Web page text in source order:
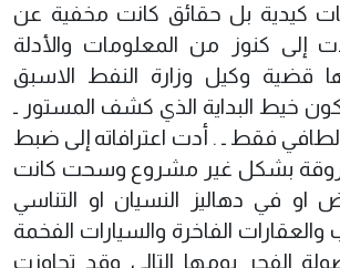
كيدية بل حقائق كانت مخفية عن
إلى كنوز من المعلومات والأدلة
قضية وكيل وزارة النفط الاسبق
خيط البداية الذي كشف المستور ـ
فقط ـ . أدت اعترافاته إلى ضبط
بشكل غير مشروع وسحت كانت
او في دهاليز النسيان او التناسي
الفاخرة والسيارات الفخمة
الفجر يومها التالي وقد تجاوزت